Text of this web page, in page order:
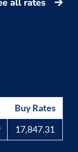
all rates
Buy Rates
17,847.31